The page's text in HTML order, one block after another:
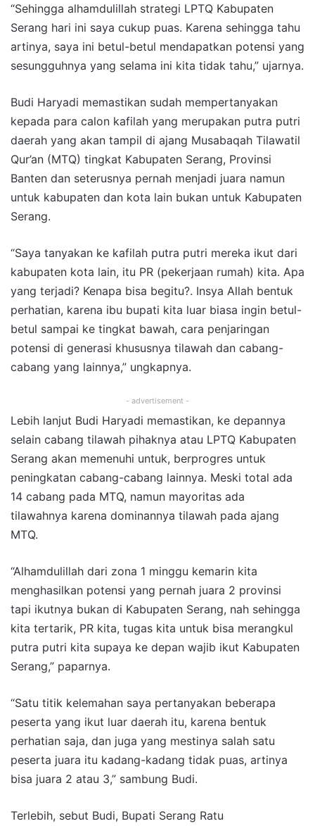
“Sehingga alhamdulillah strategi LPTQ Kabupaten
Serang hari ini saya cukup puas. Karena sehingga tahu
artinya, saya ini betul-betul mendapatkan potensi yang
sesungguhnya yang selama ini kita tidak tahu,” ujarnya.
Budi Haryadi memastikan sudah mempertanyakan
kepada para calon kafilah yang merupakan putra putri
daerah yang akan tampil di ajang Musabaqah Tilawatil
Qur’an (MTQ) tingkat Kabupaten Serang, Provinsi
Banten dan seterusnya pernah menjadi juara namun
untuk kabupaten dan kota lain bukan untuk Kabupaten
Serang.
“Saya tanyakan ke kafilah putra putri mereka ikut dari
kabupaten kota lain, itu PR (pekerjaan rumah) kita. Apa
yang terjadi? Kenapa bisa begitu?. Insya Allah bentuk
perhatian, karena ibu bupati kita luar biasa ingin betul-
betul sampai ke tingkat bawah, cara penjaringan
potensi di generasi khususnya tilawah dan cabang-
cabang yang lainnya,” ungkapnya.
- advertisement -
Lebih lanjut Budi Haryadi memastikan, ke depannya
selain cabang tilawah pihaknya atau LPTQ Kabupaten
Serang akan memenuhi untuk, berprogres untuk
peningkatan cabang-cabang lainnya. Meski total ada
14 cabang pada MTQ, namun mayoritas ada
tilawahnya karena dominannya tilawah pada ajang
MTQ.
“Alhamdulillah dari zona 1 minggu kemarin kita
menghasilkan potensi yang pernah juara 2 provinsi
tapi ikutnya bukan di Kabupaten Serang, nah sehingga
kita tertarik, PR kita, tugas kita untuk bisa merangkul
putra putri kita supaya ke depan wajib ikut Kabupaten
Serang,” paparnya.
“Satu titik kelemahan saya pertanyakan beberapa
peserta yang ikut luar daerah itu, karena bentuk
perhatian saja, dan juga yang mestinya salah satu
peserta juara itu kadang-kadang tidak puas, artinya
bisa juara 2 atau 3,” sambung Budi.
Terlebih, sebut Budi, Bupati Serang Ratu